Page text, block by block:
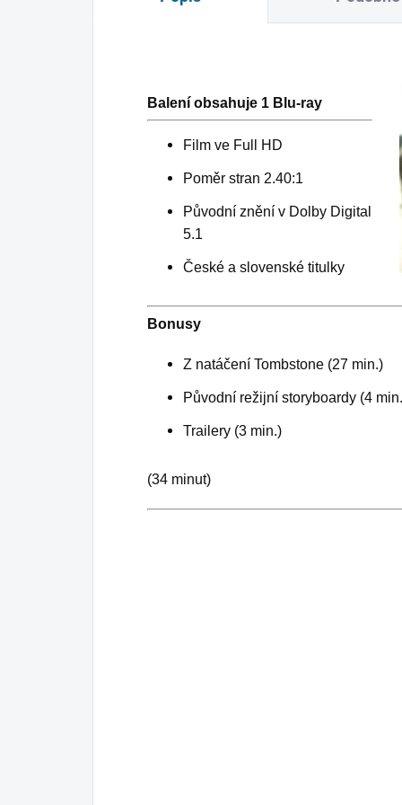
Balení obsahuje 1 Blu-ray
Film ve Full HD
Poměr stran 2.40:1
Původní znění v Dolby Digital
5.1
České a slovenské titulky
Bonusy
Z natáčení Tombstone (27 min.)
Původní režijní storyboardy (4
Trailery (3 min.)
(34 minut)